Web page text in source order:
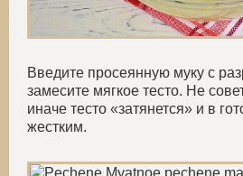
Введите просеянную муку с
замесите мягкое тесто. Не
иначе тесто «затянется» и в
жестким.